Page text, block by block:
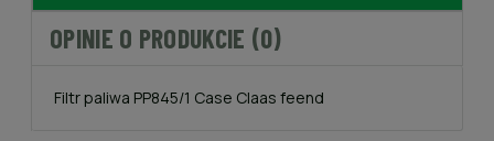
OPINIE O PRODUKCIE (0)
Filtr paliwa PP845/1 Case Claas feend